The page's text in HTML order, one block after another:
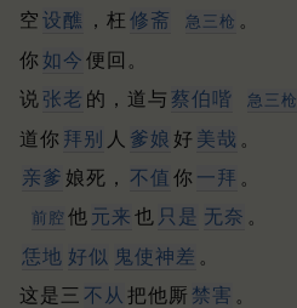
空 设醮 ，枉 修斋 急三枪 。
你如今 便回。
说张老 的，道与 蔡伯喈 急三枪
道你 拜别 人 爹娘 好 美哉 。
亲爹 娘死， 不值 你 一拜 。
前腔 他 元来 也 只是 无奈 。
恁地 好似 鬼使神差 。
这是三 不从 把他厮 禁害 。